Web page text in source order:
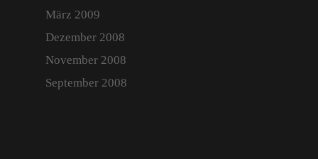
März 2009
Dezember 2008
November 2008
September 2008